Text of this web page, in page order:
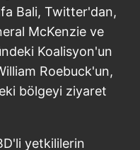
Bali, Twitter'dan,
McKenzie ve
Koalisyon'un
Roebuck'un,
bölgeyi ziyaret
yetkililerin